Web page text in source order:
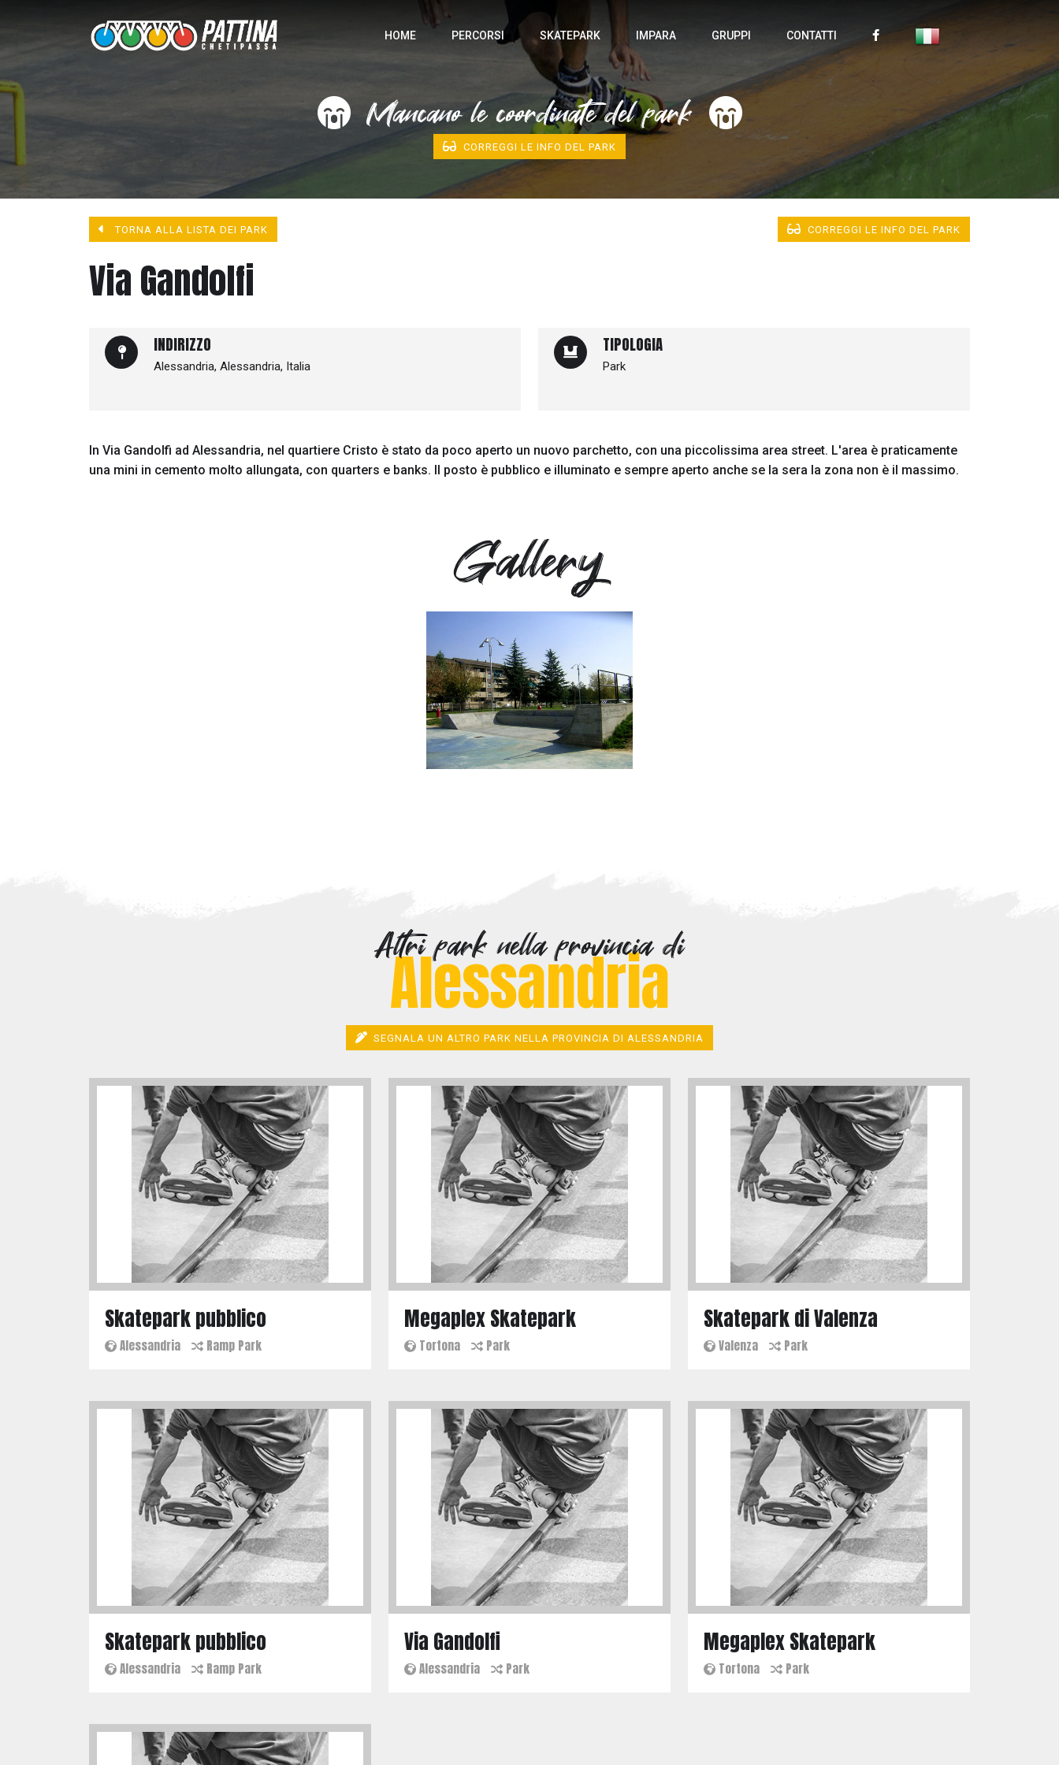
HOME PERCORSI SKATEPARK IMPARA GRUPPI CONTATTI
Mancano le coordinate del park
CORREGGI LE INFO DEL PARK
TORNA ALLA LISTA DEI PARK CORREGGI LE INFO DEL PARK
Via Gandolfi
INDIRIZZO
Alessandria, Alessandria, Italia
TIPOLOGIA
Park
In Via Gandolfi ad Alessandria, nel quartiere Cristo è stato da poco aperto un nuovo parchetto, con una piccolissima area street. L'area è praticamente
una mini in cemento molto allungata, con quarters e banks. Il posto è pubblico e illuminato e sempre aperto anche se la sera la zona non è il massimo.
Gallery
Altri park nella provincia di
Alessandria
SEGNALA UN ALTRO PARK NELLA PROVINCIA DI ALESSANDRIA
Skatepark pubblico
Alessandria Ramp Park
Megaplex Skatepark
Tortona Park
Skatepark di Valenza
Valenza Park
Skatepark pubblico
Alessandria Ramp Park
Via Gandolfi
Alessandria Park
Megaplex Skatepark
Tortona Park